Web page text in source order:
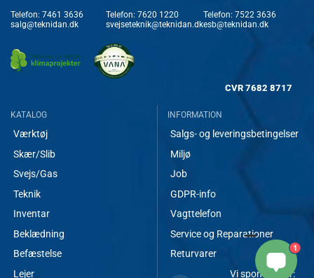
Telefon: 7461 3636
salg@teknidan.dk
Telefon: 7620 1220
svejseteknik@teknidan.dk
Telefon: 7522 3636
esb@teknidan.dk
CVR 7682 8717
KATALOG
Værktøj
Skær/Slib
Svejs/Gas
Teknik
Inventar
Beklædning
Befæstelse
Lejer
INFORMATION
Salgs- og leveringsbetingelser
Miljø
Job
GDPR-info
Vagttelefon
Service og Reparationer
Returvarer
Vi sponsorerer:
1